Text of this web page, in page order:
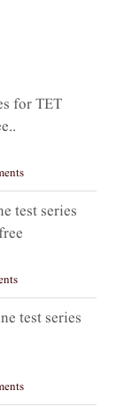
for TET
test series
test series